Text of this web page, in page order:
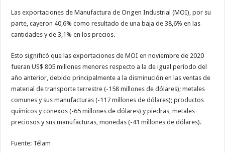
Las exportaciones de Manufactura de Origen Industrial (MOI), por su
parte, cayeron 40,6% como resultado de una baja de 38,6% en las
cantidades y de 3,1% en los precios.
Esto significó que las exportaciones de MOI en noviembre de 2020
fueran US$ 805 millones menores respecto a la de igual período del
año anterior, debido principalmente a la disminución en las ventas de
material de transporte terrestre (-158 millones de dólares); metales
comunes y sus manufacturas (-117 millones de dólares); productos
químicos y conexos (-65 millones de dólares) y piedras, metales
preciosos y sus manufacturas, monedas (-41 millones de dólares).
Fuente: Télam